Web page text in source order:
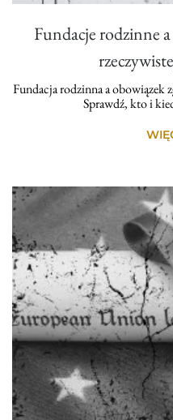
Fundacje rodzinne
Fundacja rodzinna a obowiązek
Sprawdź, kto i